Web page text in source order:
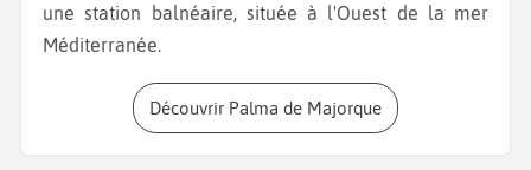
une station balnéaire, située à l'Ouest de la mer
Méditerranée.
Découvrir Palma de Majorque